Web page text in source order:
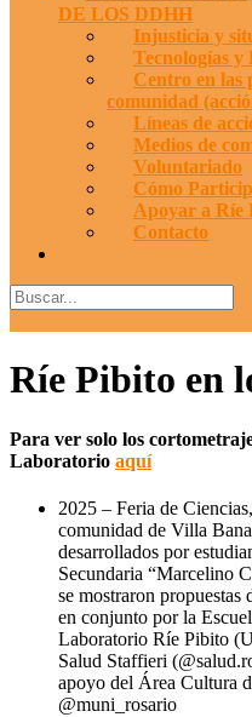
DE LOS DDHH
Injusticia y
Tecnologías y
Centro en las
comunidad
Líneas de
Medios de
Voluntariado
Cómo
Apoyar a Ríe
Contacto
Ríe Pibito en
Para ver solo los
Laboratorio aquí
2025 – Feria de
comunidad de Villa
desarrollados por
Secundaria “Marcelino
se mostraron propuestas
en conjunto por la
Laboratorio Ríe Pibito
Salud Staffieri
apoyo del Área Cultura
@muni_rosario